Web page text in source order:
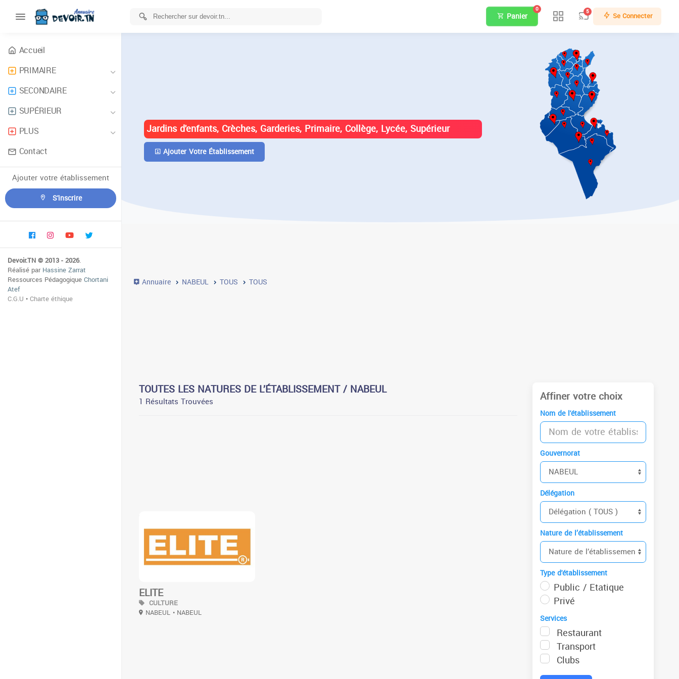
Accueil
PRIMAIRE
SECONDAIRE
SUPÉRIEUR
PLUS
Contact
Ajouter votre établissement
S'inscrire
Devoir.TN © 2013 - 2026.
Réalisé parHassine Zarrat
Ressources PédagogiqueChortani
Atef
C.G.U •Charte éthique
Panier
0 5 Se Connecter
Jardins d'enfants, Crèches, Garderies, Primaire, Collège, Lycée, Supérieur
Ajouter Votre Établissement
Annuaire NABEUL TOUS TOUS
TOUTES LES NATURES DE L’ÉTABLISSEMENT / NABEUL
1 Résultats Trouvées
ELITE
CULTURE
NABEUL • NABEUL
Affiner votre choix
Nom de l'établissement
Gouvernorat
Délégation
Nature de l’établissement
Type d'établissement
Public / Etatique
Privé
Services
Restaurant
Transport
Clubs